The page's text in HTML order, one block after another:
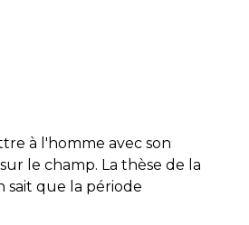
à l'homme avec son
le champ. La thèse de la
sait que la période